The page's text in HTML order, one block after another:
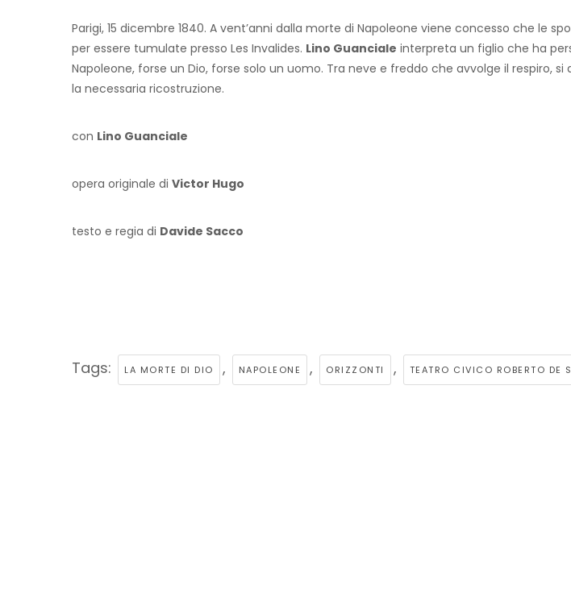
Parigi, 15 dicembre 1840. A vent’anni dalla morte di Napoleone viene concesso che le
per essere tumulate presso Les Invalides. Lino Guanciale interpreta un figlio che ha
Napoleone, forse un Dio, forse solo un uomo. Tra neve e freddo che avvolge il respiro,
la necessaria ricostruzione.
​con Lino Guanciale
opera originale di Victor Hugo
testo e regia di Davide Sacco
Tags: LA MORTE DI DIO , NAPOLEONE , ORIZZONTI , TEATRO CIVICO ROBERTO DE